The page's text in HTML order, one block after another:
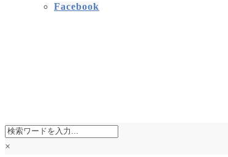
Facebook
×